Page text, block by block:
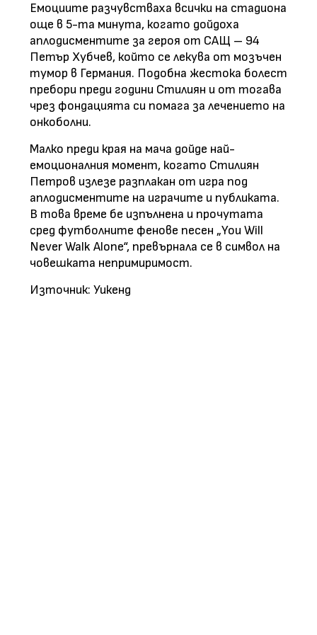
Емоциите разчувстваха всички на стадиона
още в 5-та минута, когато дойдоха
аплодисментите за героя от САЩ – 94
Петър Хубчев, който се лекува от мозъчен
тумор в Германия. Подобна жестока болест
пребори преди години Стилиян и от тогава
чрез фондацията си помага за лечението на
онкоболни.
Малко преди края на мача дойде най-
емоционалния момент, когато Стилиян
Петров излезе разплакан от игра под
аплодисментите на играчите и публиката.
В това време бе изпълнена и прочутата
сред футболните фенове песен „You Will
Never Walk Alone“, превърнала се в символ на
човешката непримиримост.
Източник: Уикенд